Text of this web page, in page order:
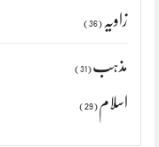
زاویہ (36)
مذہب (31)
اسلام (29)